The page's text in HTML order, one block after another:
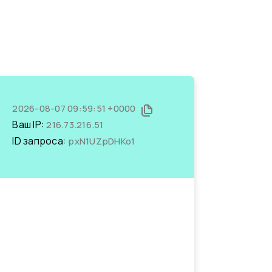
2026-08-07 09:59:51 +0000
Ваш IP:216.73.216.51
ID запроса: pxN1UZpDHKo1